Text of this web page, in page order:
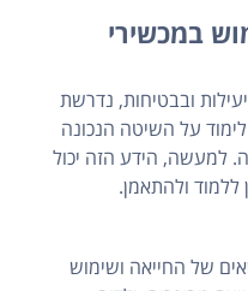
במכשירי
ובבטיחות, נדרשת
על השיטה הנכונה
למעשה, הידע הזה יכול
ללמוד ולהתאמן.
של החייאה ושימוש